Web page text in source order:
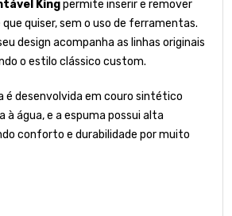
Kingpermite inserir e remover
quiser, sem o uso de ferramentas.
design acompanha as linhas originais
o estilo clássico custom.
é desenvolvida em couro sintético
à água, e a espuma possui alta
conforto e durabilidade por muito